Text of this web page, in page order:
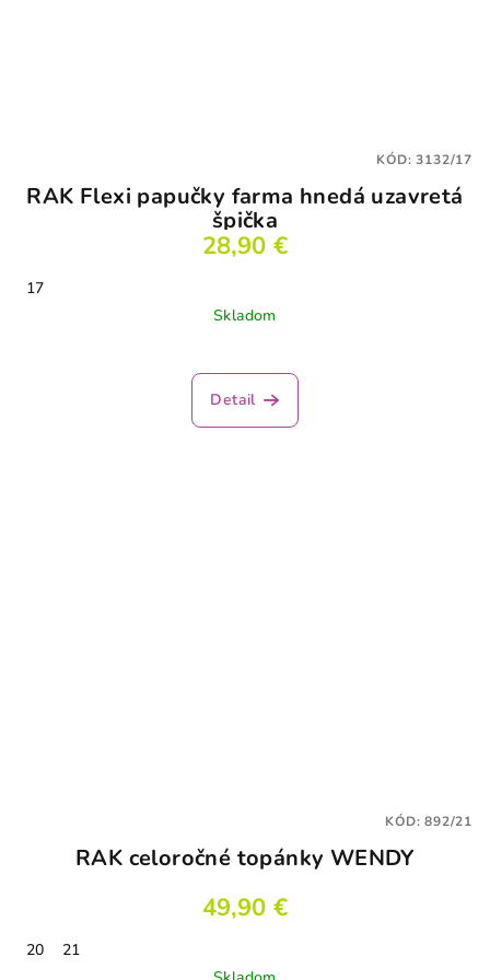
RAK Flexi papučky farma hnedá uzavretá
špička
28,90 €
17
Skladom
hodnotenie
produktu
Detail
KÓD:3132/17
RAK celoročné topánky WENDY
49,90 €
20
21
KÓD:892/21